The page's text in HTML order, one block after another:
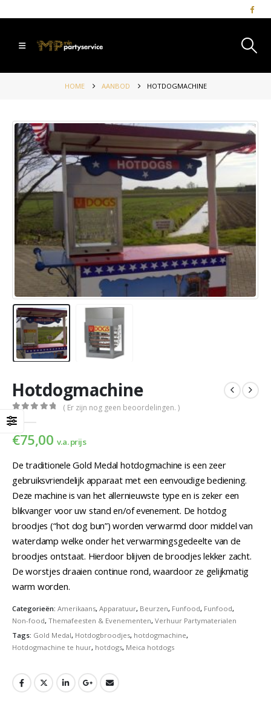
HOME AANBOD HOTDOGMACHINE
Hotdogmachine
0
( Er zijn nog geen beoordelingen. )
€75,00 v.a. prijs
De traditionele Gold Medal hotdogmachine is een zeer
gebruiksvriendelijk apparaat met een eenvoudige bediening.
Deze machine is van het allernieuwste type en is zeker een
blikvanger voor uw stand en/of evenement. De hotdog
broodjes (“hot dog bun”) worden verwarmd door middel van
waterdamp welke onder het verwarmingsgedeelte van de
broodjes ontstaat. Hierdoor blijven de broodjes lekker zacht.
De worstjes draaien continue rond, waardoor ze gelijkmatig
warm worden.
Categorieën: Amerikaans, Apparatuur, Beurzen, Funfood, Funfood,
Non-food, Themafeesten & Evenementen, Verhuur Partymaterialen
Tags: Gold Medal, Hotdogbroodjes, hotdogmachine,
Hotdogmachine te huur, hotdogs, Meica hotdogs